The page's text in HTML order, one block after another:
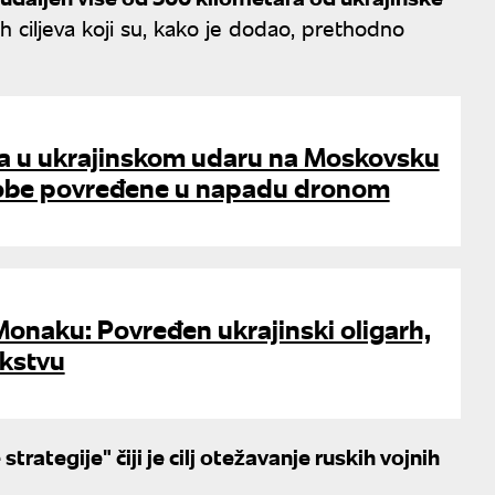
ciljeva koji su, kako je dodao, prethodno
u ukrajinskom udaru na Moskovsku
povređene u napadu dronom
Povređen ukrajinski oligarh,
čiji je cilj otežavanje ruskih vojnih